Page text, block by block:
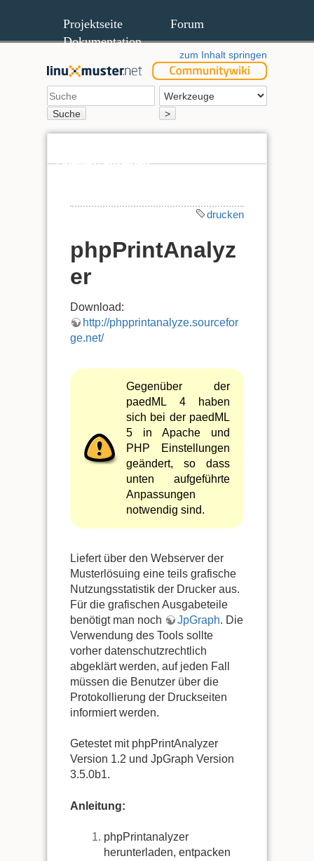
Projektseite
Forum
Dokumentation
zum Inhalt springen
Suche >
Quelltext anzeigen
drucken
phpPrintAnalyz
er
Download:
http://phpprintanalyze.sourcefor
ge.net/
Gegenüber der
paedML 4 haben
sich bei der paedML
5 in Apache und
PHP Einstellungen
geändert, so dass
unten aufgeführte
Anpassungen
notwendig sind.
Liefert über den Webserver der
Musterlösuing eine teils grafische
Nutzungsstatistik der Drucker aus.
Für die grafischen Ausgabeteile
benötigt man noch
JpGraph. Die
Verwendung des Tools sollte
vorher datenschutzrechtlich
abgeklärt werden, auf jeden Fall
müssen die Benutzer über die
Protokollierung der Druckseiten
informiert werden.
Getestet mit phpPrintAnalyzer
Version 1.2 und JpGraph Version
3.5.0b1.
Anleitung:
phpPrintanalyzer
herunterladen, entpacken